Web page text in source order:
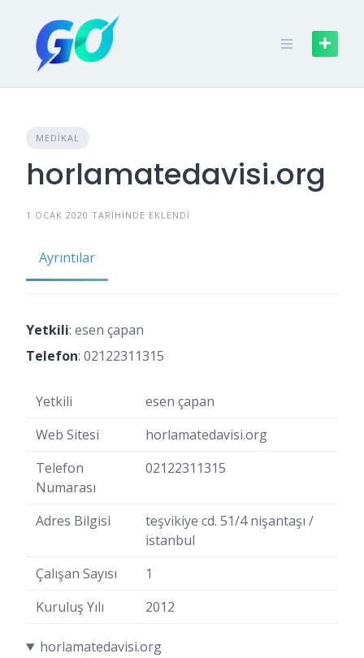
MEDIKAL
horlamatedavisi.org
1 OCAK 2020 TARIHINDE EKLENDI
Ayrıntılar
Yetkili: esen çapan
Telefon: 02122311315
Yetkili
esen çapan
Web Sitesi
horlamatedavisi.org
Telefon
Numarası
02122311315
Adres Bilgisi
teşvikiye cd. 51/4 nişantaşı /
istanbul
Çalışan Sayısı
1
Kuruluş Yılı
2012
horlamatedavisi.org